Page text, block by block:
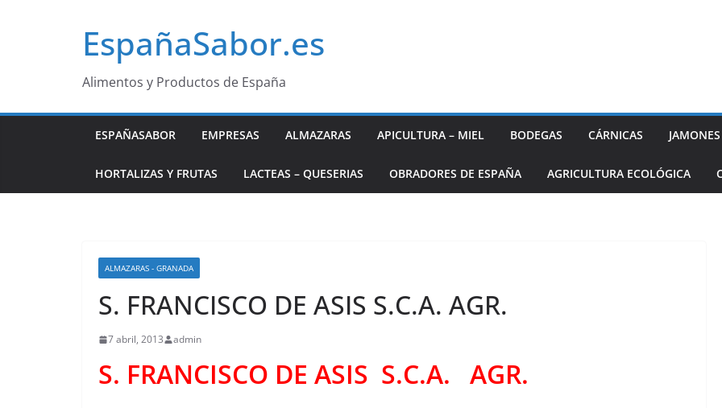
EspañaSabor.es
Alimentos y Productos de España
ESPAÑASABOR EMPRESAS ALMAZARAS APICULTURA – MIEL BODEGAS CÁRNICAS
HORTALIZAS Y FRUTAS LACTEAS – QUESERIAS OBRADORES DE ESPAÑA AGRICULTURA ECOLÓGICA
ALMAZARAS - GRANADA
S. FRANCISCO DE ASIS S.C.A. AGR.
7 abril, 2013 admin
S. FRANCISCO DE ASIS S.C.A. AGR.